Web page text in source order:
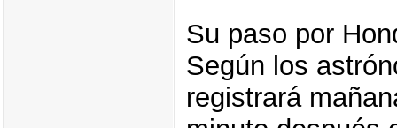
Su paso por
Según los
registrará